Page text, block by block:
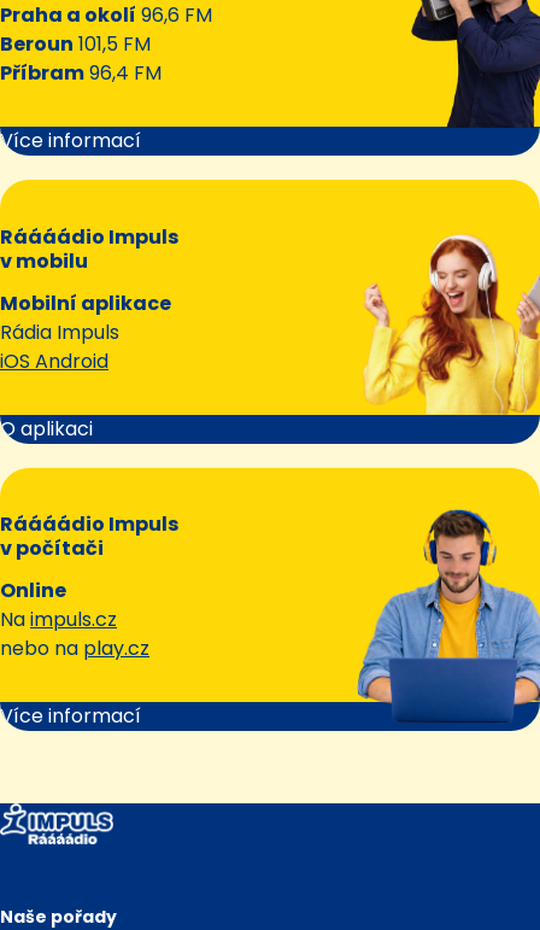
Praha a okolí 96,6 FM
Beroun 101,5 FM
Příbram96,4 FM
Více informací
Ráááádio Impuls
v mobilu
Mobilní aplikace
Rádia Impuls
iOS Android
O aplikaci
Ráááádio Impuls
v počítači
Online
Naimpuls.cz
nebo na play.cz
Více informací
Naše pořady